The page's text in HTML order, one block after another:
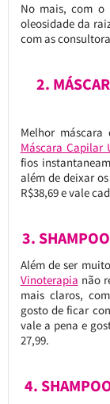
No mais, com o
oleosidade da
com as
2.
Melhor
Máscara
fios
além de deixar
R$38,69 e vale
3.
Além de ser
Vinoterapia não
mais claros,
gosto de ficar
vale a pena e
27,99.
4.